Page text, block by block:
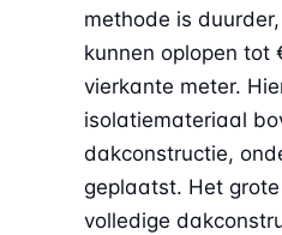
methode is
kunnen oplopen tot
vierkante meter.
isolatiemateriaal
dakconstructie,
geplaatst. Het
volledige